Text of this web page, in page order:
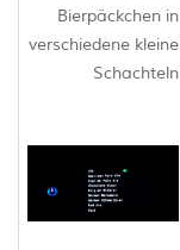
Bierpäckchen in
verschiedene kleine
Schachteln